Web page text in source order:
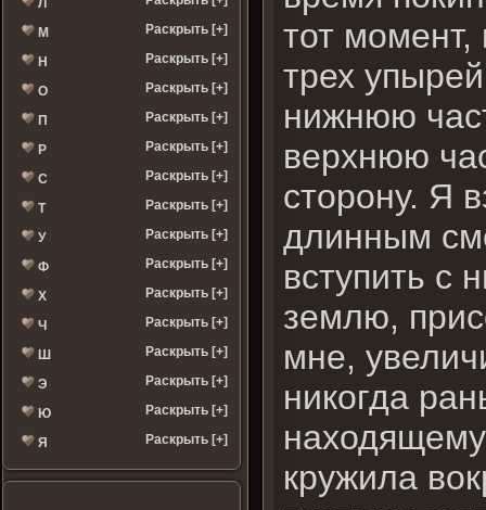
М Раскрыть [+]
Н Раскрыть [+]
О Раскрыть [+]
П Раскрыть [+]
Р Раскрыть [+]
С Раскрыть [+]
Т Раскрыть [+]
У Раскрыть [+]
Ф Раскрыть [+]
Х Раскрыть [+]
Ч Раскрыть [+]
Ш Раскрыть [+]
Э Раскрыть [+]
Ю Раскрыть [+]
Я Раскрыть [+]
тот момент,
трех
нижнюю
верхнюю
сторону. Я
длинным
вступить с
землю,
мне,
никогда
кружила